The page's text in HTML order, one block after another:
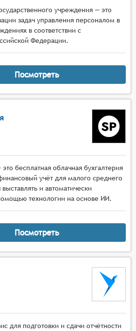
учреждения — это
задач управления персоналом в
в соответствии с
Федерации.
Посмотреть
бесплатная облачная бухгалтерия
учёт для малого среднего
и автоматически
технологии на основе ИИ.
Посмотреть
для подготовки и сдачи отчётности